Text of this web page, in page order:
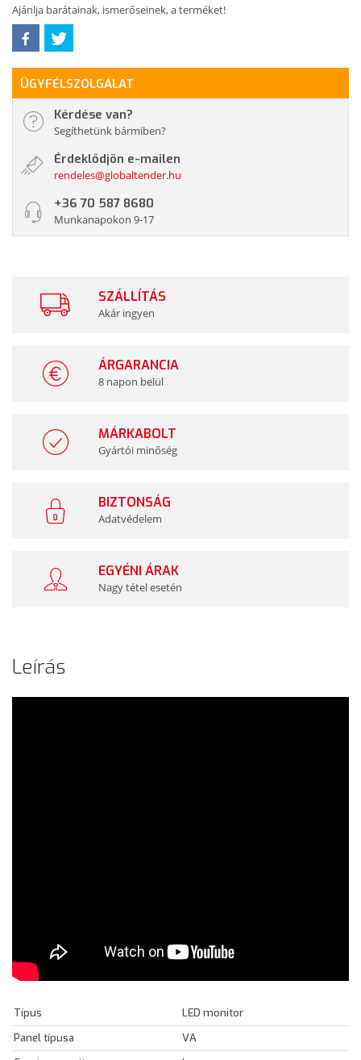
Ajánlja barátainak, ismerőseinek, a terméket!
ÜGYFÉLSZOLGÁLAT
Kérdése van?
Segíthetünk bármiben?
Érdeklődjön e-mailen
rendeles@globaltender.hu
+36 70 587 8680
Munkanapokon 9-17
SZÁLLÍTÁS
Akár ingyen
ÁRGARANCIA
8 napon belül
MÁRKABOLT
Gyártói minőség
BIZTONSÁG
Adatvédelem
EGYÉNI ÁRAK
Nagy tétel esetén
Leírás
Típus
LED monitor
Panel típusa
VA